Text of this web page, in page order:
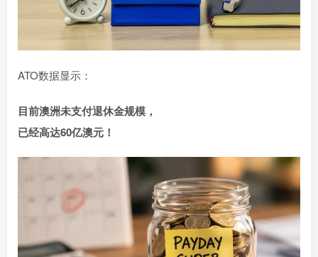
ATO数据显示：
目前澳洲未支付退休金规模，
已经高达60亿澳元！